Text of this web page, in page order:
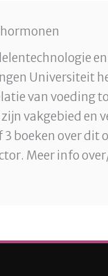
Universiteit
van voeding
vakgebied en
boeken over dit
Meer info